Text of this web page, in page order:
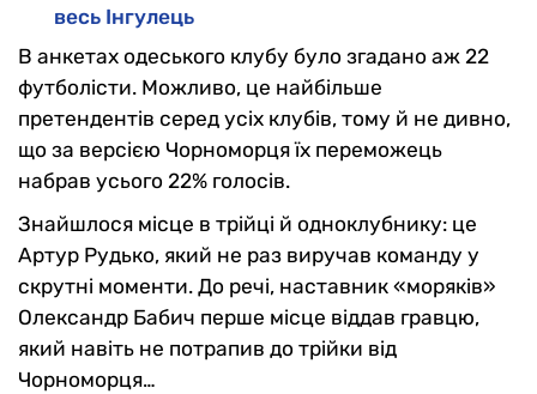
весь Інгулець
В анкетах одеського клубу було згадано аж 22
футболісти. Можливо, це найбільше
претендентів серед усіх клубів, тому й не дивно,
що за версією Чорноморця їх переможець
набрав усього 22% голосів.
Знайшлося місце в трійці й одноклубнику: це
Артур Рудько, який не раз виручав команду у
скрутні моменти. До речі, наставник «моряків»
Олександр Бабич перше місце віддав гравцю,
який навіть не потрапив до трійки від
Чорноморця…